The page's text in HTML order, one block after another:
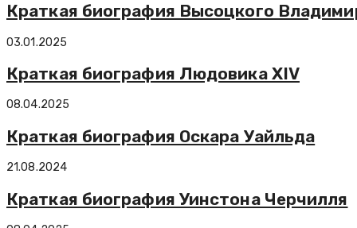
Краткая биография Высоцкого
03.01.2025
Краткая биография Людовика XIV
08.04.2025
Краткая биография Оскара Уайльда
21.08.2024
Краткая биография Уинстона Черчилля